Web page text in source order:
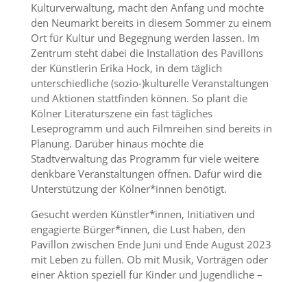
Kulturverwaltung, macht den Anfang und möchte
den Neumarkt bereits in diesem Sommer zu einem
Ort für Kultur und Begegnung werden lassen. Im
Zentrum steht dabei die Installation des Pavillons
der Künstlerin Erika Hock, in dem täglich
unterschiedliche (sozio-)kulturelle Veranstaltungen
und Aktionen stattfinden können. So plant die
Kölner Literaturszene ein fast tägliches
Leseprogramm und auch Filmreihen sind bereits in
Planung. Darüber hinaus möchte die
Stadtverwaltung das Programm für viele weitere
denkbare Veranstaltungen öffnen. Dafür wird die
Unterstützung der Kölner*innen benötigt.
Gesucht werden Künstler*innen, Initiativen und
engagierte Bürger*innen, die Lust haben, den
Pavillon zwischen Ende Juni und Ende August 2023
mit Leben zu füllen. Ob mit Musik, Vorträgen oder
einer Aktion speziell für Kinder und Jugendliche –